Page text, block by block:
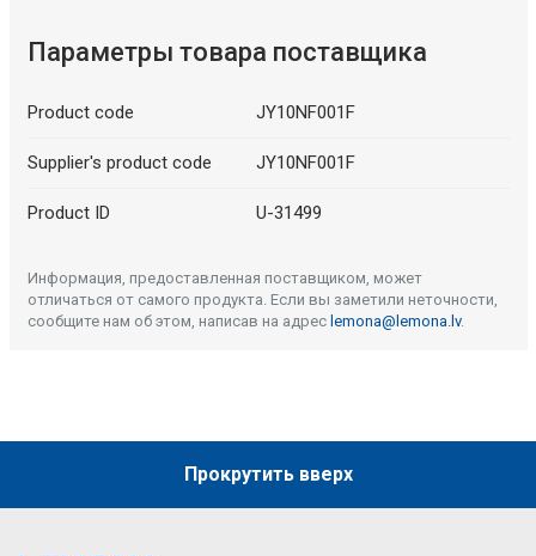
Параметры товара поставщика
Product code JY10NF001F
Supplier's product code JY10NF001F
Product ID U-31499
Информация, предоставленная поставщиком, может
отличаться от самого продукта. Если вы заметили неточности,
сообщите нам об этом, написав на адрес lemona@lemona.lv.
Прокрутить вверх